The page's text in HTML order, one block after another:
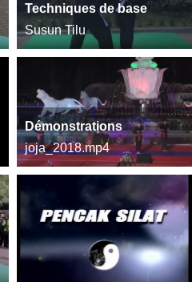
Techniques de base
Susun Tilu
Démonstrations
joja_2018.mp4